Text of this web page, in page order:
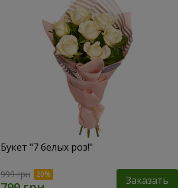
Букет "7 белых роз!"
999 грн Заказать